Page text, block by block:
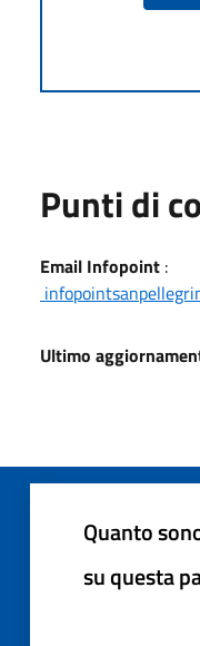
Punti di
Email Infopoint :
Ultimo
Quanto
su questa